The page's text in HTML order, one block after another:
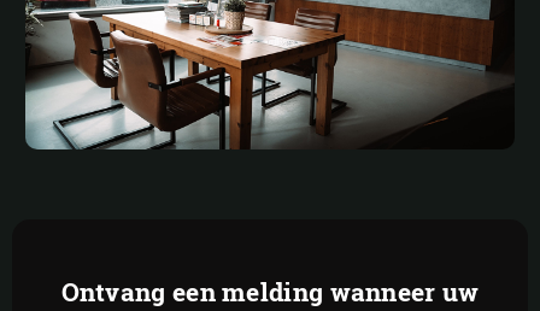
Ontvang een melding wanneer uw